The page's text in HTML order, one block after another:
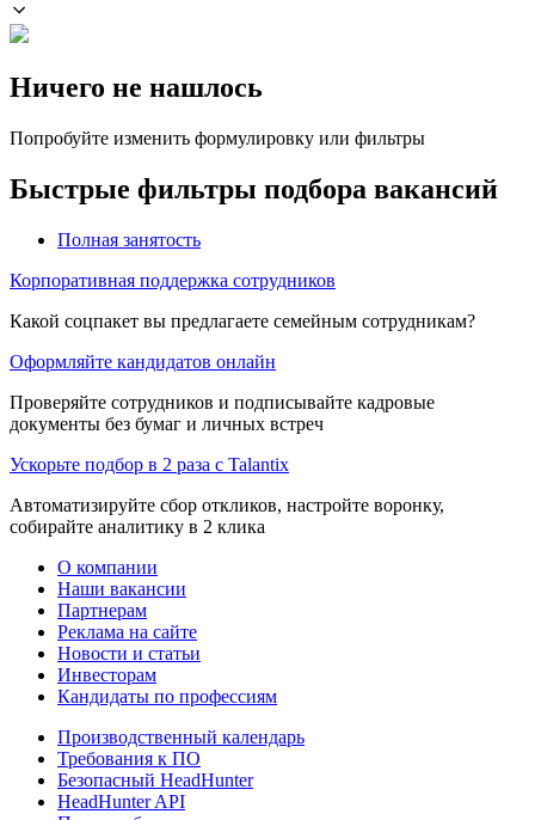
Ничего не нашлось
Попробуйте изменить формулировку или фильтры
Быстрые фильтры подбора вакансий
Полная занятость
Корпоративная поддержка сотрудников
Какой соцпакет вы предлагаете семейным сотрудникам?
Оформляйте кандидатов онлайн
Проверяйте сотрудников и подписывайте кадровые
документы без бумаг и личных встреч
Ускорьте подбор в 2 раза с Talantix
Автоматизируйте сбор откликов, настройте воронку,
собирайте аналитику в 2 клика
О компании
Наши вакансии
Партнерам
Реклама на сайте
Новости и статьи
Инвесторам
Кандидаты по профессиям
Производственный календарь
Требования к ПО
Безопасный HeadHunter
HeadHunter API